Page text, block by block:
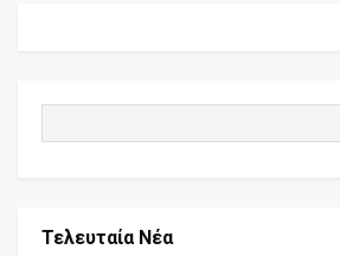
Τελευταία Νέα